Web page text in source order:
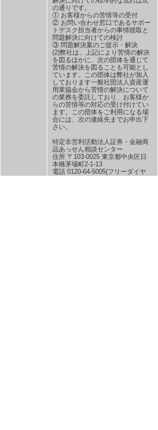
の通りです。
① お客様からの苦情等の受付
② お問い合わせ窓口であるサポー
トデスク担当者からの事情聴取と
問題解決に向けての検討
③ 問題解決案のご提示・解決
(2)弊社は、上記により苦情の解決
を図るほかに、次の団体を通じて
苦情の解決を図ることも可能とし
ています。この団体は弊社が加入
しております一般社団法人資産運
用業協会から苦情の解決について
の業務を委託しており、お客様か
らの苦情等の対応の受け付けてい
ます。この団体をご利用になる場
合には、次の連絡先までお申出下
さい。
特定非営利活動法人証券・金融商
品あっせん相談センター
住所 〒103-0025 東京都中央区日
本橋茅場町2-1-13
電話 0120-64-5005(フリーダイヤ